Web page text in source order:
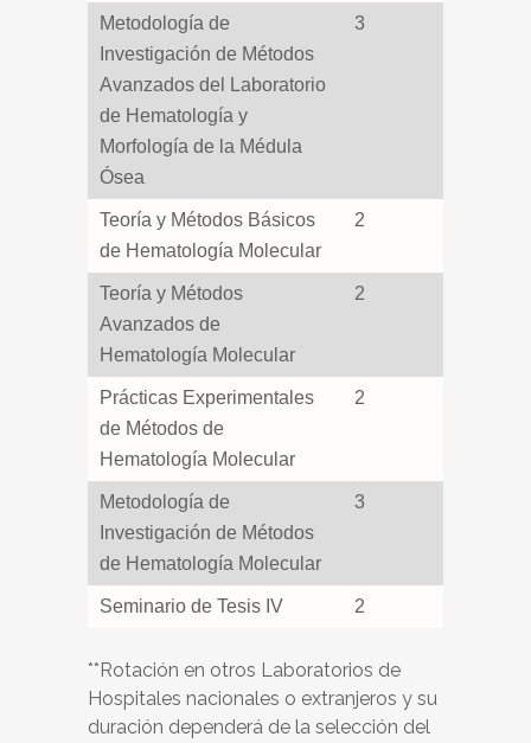
Metodología de
Investigación de Métodos
Avanzados del Laboratorio
de Hematología y
Morfología de la Médula
Ósea
3
Teoría y Métodos Básicos
de Hematología Molecular
2
Teoría y Métodos
Avanzados de
Hematología Molecular
2
Prácticas Experimentales
de Métodos de
Hematología Molecular
2
Metodología de
Investigación de Métodos
de Hematología Molecular
3
Seminario de Tesis IV 2
**Rotación en otros Laboratorios de
Hospitales nacionales o extranjeros y su
duración dependerá de la selección del